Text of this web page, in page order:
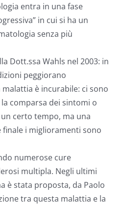
entra in una fase
in cui si ha un
senza più
Dott.ssa Wahls nel 2003: in
peggiorano
è incurabile: ci sono
comparsa dei sintomi o
certo tempo, ma una
i miglioramenti sono
numerose cure
multipla. Negli ultimi
è stata proposta, da Paolo
tra questa malattia e la